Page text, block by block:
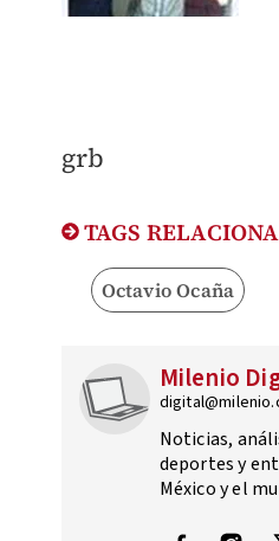
​grb
TAGS
Octavio Ocaña
Milenio
Noticias,
deportes y
México y el